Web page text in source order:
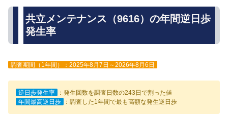
共立メンテナンス（9616）の年間逆日歩
発生率
調査期間（1年間）：2025年8月7日～2026年8月6日
逆日歩発生率
：発生回数を調査日数の243日で割った値
年間最高逆日歩
：調査した1年間で最も高額な発生逆日歩